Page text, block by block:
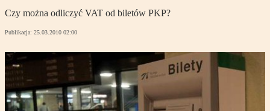
Czy można odliczyć VAT od biletów PKP?
Publikacja: 25.03.2010 02:00